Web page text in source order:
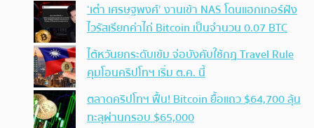
‘เต๋า เศรษฐพงศ์’ งานเข้า NAS โดนแฮกเกอร์ฝัง
ไวรัสเรียกค่าไถ่ Bitcoin เป็นจำนวน 0.07 BTC
ไต้หวันยกระดับเข้ม จ่อบังคับใช้กฏ Travel Rule
คุมโอนคริปโทฯ เริ่ม ต.ค. นี้
ตลาดคริปโทฯ ฟื้น! Bitcoin ยื้อแถว $64,700 ลุ้น
ทะลุผ่านกรอบ $65,000